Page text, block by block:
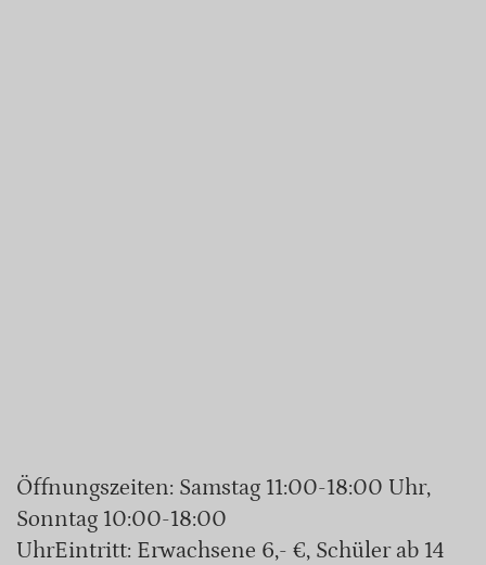
Öffnungszeiten: Samstag 11:00-18:00 Uhr,
Sonntag 10:00-18:00
UhrEintritt: Erwachsene 6,- €, Schüler ab 14